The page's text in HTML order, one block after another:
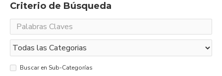
Criterio de Búsqueda
Buscar en Sub-Categorías